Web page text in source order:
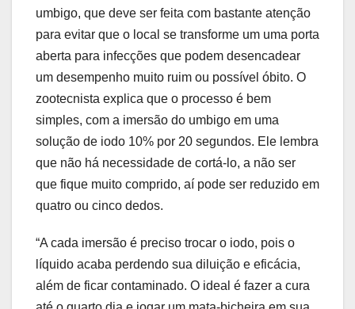
umbigo, que deve ser feita com bastante atenção
para evitar que o local se transforme um uma porta
aberta para infecções que podem desencadear
um desempenho muito ruim ou possível óbito. O
zootecnista explica que o processo é bem
simples, com a imersão do umbigo em uma
solução de iodo 10% por 20 segundos. Ele lembra
que não há necessidade de cortá-lo, a não ser
que fique muito comprido, aí pode ser reduzido em
quatro ou cinco dedos.
“A cada imersão é preciso trocar o iodo, pois o
líquido acaba perdendo sua diluição e eficácia,
além de ficar contaminado. O ideal é fazer a cura